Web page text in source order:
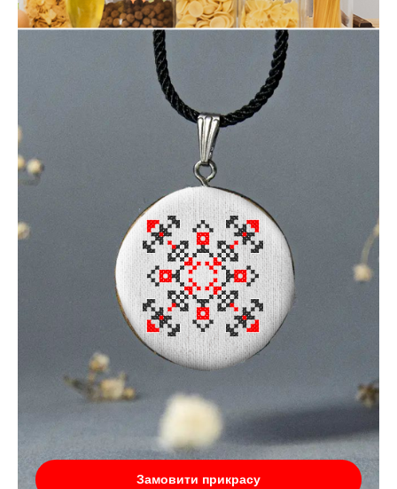
Замовити прикрасу